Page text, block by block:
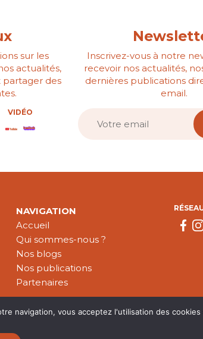
sur les
actualités,
partager des
VIDÉO
Inscrivez-vous à notre
recevoir nos actualités,
dernières publications
email.
NAVIGATION
Accueil
Qui sommes-nous ?
Nos blogs
Nos publications
Partenaires
Publications. Tous droits réservés.
navigation, vous acceptez l'utilisation des